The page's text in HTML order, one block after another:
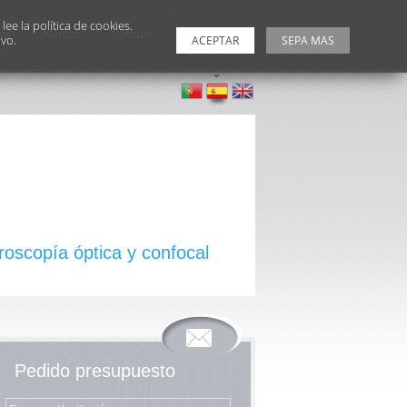
Contactos
óptica y confocal
Pedido presupuesto
la política de cookies.
ACEPTAR SEPA MAS